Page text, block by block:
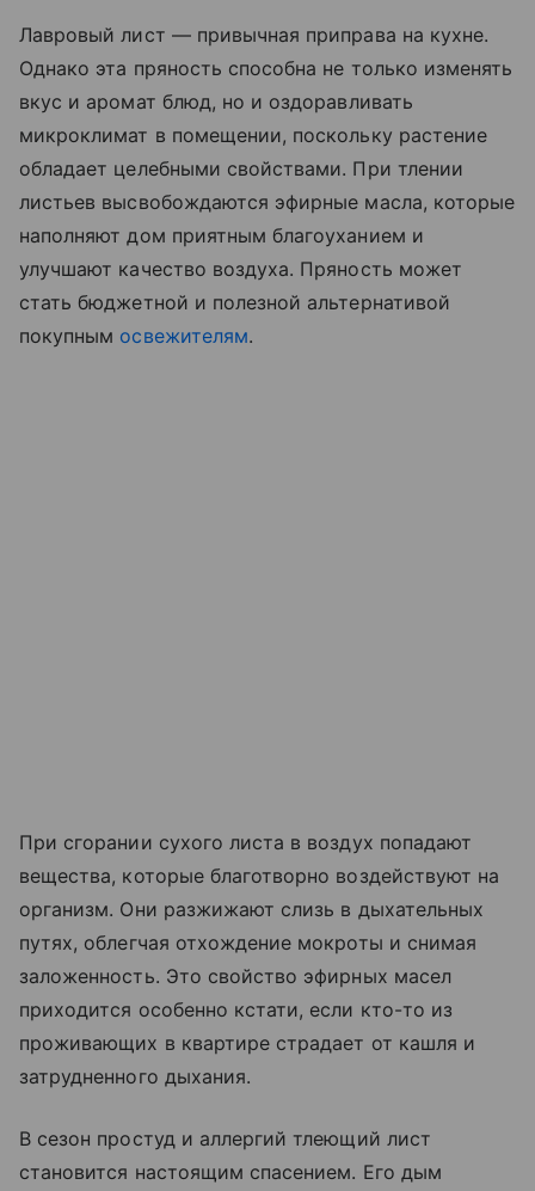
Лавровый лист — привычная приправа на кухне.
Однако эта пряность способна не только изменять
вкус и аромат блюд, но и оздоравливать
микроклимат в помещении, поскольку растение
обладает целебными свойствами. При тлении
листьев высвобождаются эфирные масла, которые
наполняют дом приятным благоуханием и
улучшают качество воздуха. Пряность может
стать бюджетной и полезной альтернативой
покупным освежителям.
При сгорании сухого листа в воздух попадают
вещества, которые благотворно воздействуют на
организм. Они разжижают слизь в дыхательных
путях, облегчая отхождение мокроты и снимая
заложенность. Это свойство эфирных масел
приходится особенно кстати, если кто-то из
проживающих в квартире страдает от кашля и
затрудненного дыхания.
В сезон простуд и аллергий тлеющий лист
становится настоящим спасением. Его дым